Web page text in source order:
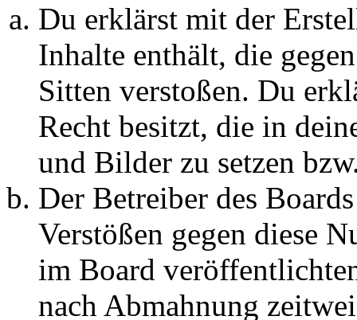
Du erklärst mit der
Inhalte enthält, die
Sitten verstoßen. Du
Recht besitzt, die in
und Bilder zu setzen
Der Betreiber des
Verstößen gegen diese
im Board
nach Abmahnung